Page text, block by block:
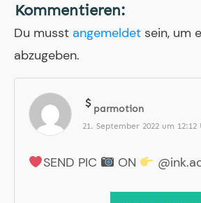
Kommentieren:
Du musst angemeldet sein, um
abzugeben.
parmotion
21. September 2022 um 12:12
SEND PIC ON